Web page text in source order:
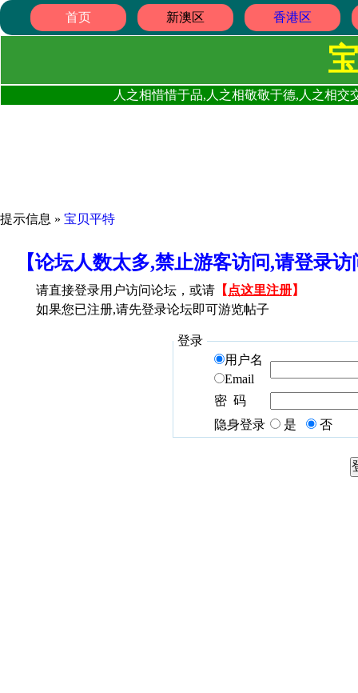
首页 新澳区 香港区
人之相惜惜于品,人之相敬敬于德,人之相
提示信息 » 宝贝平特
【论坛人数太多,禁止游客访问,请登录
请直接登录用户访问论坛，或请 【 点这里注册】
如果您已注册,请先登录论坛即可游览帖子
登录
用户名
Email
密 码
隐身登录
是 否